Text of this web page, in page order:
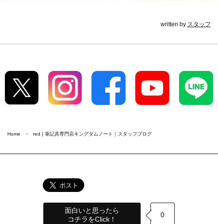
written by スタッフ
Home red | 筆記具専門店キングダムノート｜スタッフブログ
面白いと思ったら
コチラをClick！
0